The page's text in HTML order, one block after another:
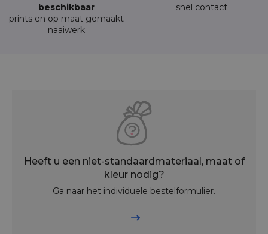
beschikbaar
prints en op maat gemaakt
naaiwerk
snel contact
Heeft u een niet-standaardmateriaal, maat of
kleur nodig?
Ga naar het individuele bestelformulier.